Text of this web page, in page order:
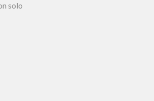
solo